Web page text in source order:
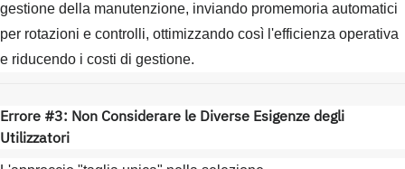
gestione della manutenzione, inviando promemoria automatici
per rotazioni e controlli, ottimizzando così l'efficienza operativa
e riducendo i costi di gestione.
Errore #3: Non Considerare le Diverse Esigenze degli
Utilizzatori